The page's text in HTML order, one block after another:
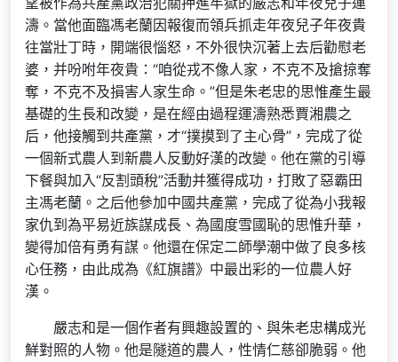
濤。當他面臨馮老蘭因報復而領兵抓走年夜兒子年夜貴
往當壯丁時，開端很惱怒，不外很快沉著上去后勸慰老
婆，并吩咐年夜貴：“咱從戎不像人家，不克不及搶掠奪
奪，不克不及損害人家生命。”但是朱老忠的思惟產生最
基礎的生長和改變，是在經由過程運濤熟悉賈湘農之
后，他接觸到共產黨，才“撲摸到了主心骨”，完成了從
一個新式農人到新農人反動好漢的改變。他在黨的引導
下餐與加入“反割頭稅”活動并獲得成功，打敗了惡霸田
主馮老蘭。之后他參加中國共產黨，完成了從為小我報
家仇到為平易近族謀成長、為國度雪國恥的思惟升華，
變得加倍有勇有謀。他還在保定二師學潮中做了良多核
心任務，由此成為《紅旗譜》中最出彩的一位農人好
漢。
嚴志和是一個作者有興趣設置的、與朱老忠構成光
鮮對照的人物。他是隧道的農人，性情仁慈卻脆弱。他